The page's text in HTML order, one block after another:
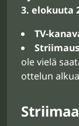
3. elokuuta
TV-
ole vielä
ottelun
Striimaa